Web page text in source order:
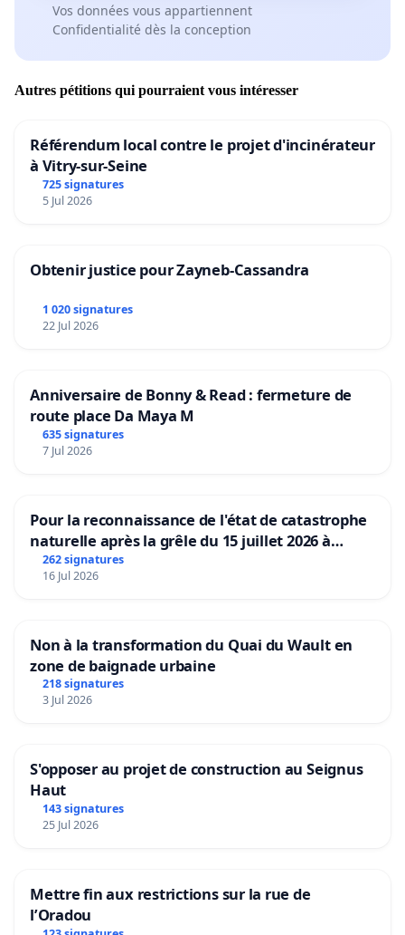
Vos données vous appartiennent
Confidentialité dès la conception
Autres pétitions qui pourraient vous intéresser
Référendum local contre le projet d'incinérateur
à Vitry-sur-Seine
725 signatures
5 Jul 2026
Obtenir justice pour Zayneb-Cassandra
1 020 signatures
22 Jul 2026
Anniversaire de Bonny & Read : fermeture de
route place Da Maya M
635 signatures
7 Jul 2026
Pour la reconnaissance de l'état de catastrophe
naturelle après la grêle du 15 juillet 2026 à
Aubenas et ses alentours
262 signatures
16 Jul 2026
Non à la transformation du Quai du Wault en
zone de baignade urbaine
218 signatures
3 Jul 2026
S'opposer au projet de construction au Seignus
Haut
143 signatures
25 Jul 2026
Mettre fin aux restrictions sur la rue de
l’Oradou